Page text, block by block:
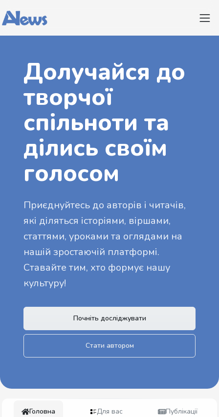
Долучайся до
творчої
спільноти та
ділись своїм
голосом
Приєднуйтесь до авторів і читачів,
які діляться історіями, віршами,
статтями, уроками та оглядами на
нашій зростаючій платформі.
Ставайте тим, хто формує нашу
культуру!
Почніть досліджувати
Стати автором
Головна Для вас Публікації